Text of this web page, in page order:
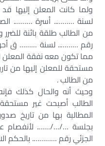
ولما كانت المعلن
لسنة ……….. أسرة ……….
من الطالب طلقة بائنة
رقم ……….. لسنة ……… ق
مما تكون معه نفقة المعلن
مستحقة للمعلن إليها من
من الطالب .
وحيث أنه والحال كذلك
الطالب أصبحت غير
المطالبة بها من تاريخ
بجلسة …/…/……. لأنفصام
الجزئي رقم …………. بالحكم